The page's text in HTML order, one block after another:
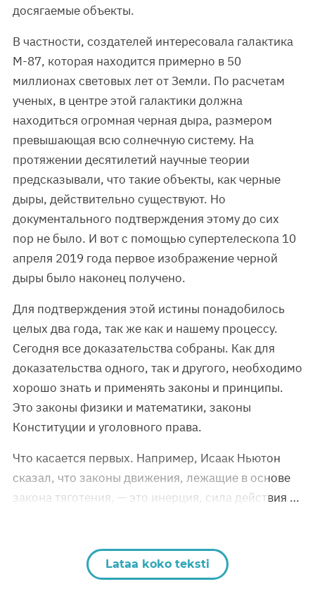
досягаемые объекты.
В частности, создателей интересовала галактика
М-87, которая находится примерно в 50
миллионах световых лет от Земли. По расчетам
ученых, в центре этой галактики должна
находиться огромная черная дыра, размером
превышающая всю солнечную систему. На
протяжении десятилетий научные теории
предсказывали, что такие объекты, как черные
дыры, действительно существуют. Но
документального подтверждения этому до сих
пор не было. И вот с помощью супертелескопа 10
апреля 2019 года первое изображение черной
дыры было наконец получено.
Для подтверждения этой истины понадобилось
целых два года, так же как и нашему процессу.
Сегодня все доказательства собраны. Как для
доказательства одного, так и другого, необходимо
хорошо знать и применять законы и принципы.
Это законы физики и математики, законы
Конституции и уголовного права.
Что касается первых. Например, Исаак Ньютон
сказал, что законы движения, лежащие в основе
закона тяготения, — это инерция, сила действия …
Lataa koko teksti